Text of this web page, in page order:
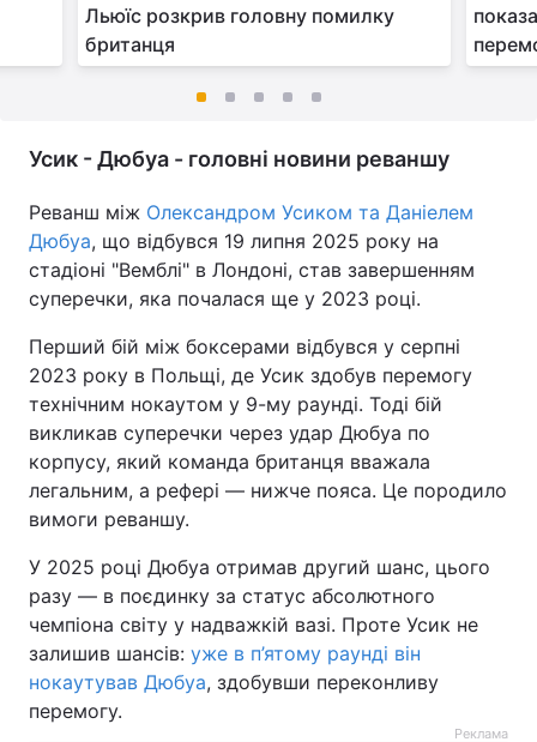
Льюїс розкрив головну помилку
британця
Усик - Дюбуа - головні новини реваншу
Реванш між Олександром Усиком та Даніелем
Дюбуа, що відбувся 19 липня 2025 року на
стадіоні "Вемблі" в Лондоні, став завершенням
суперечки, яка почалася ще у 2023 році.
Перший бій між боксерами відбувся у серпні
2023 року в Польщі, де Усик здобув перемогу
технічним нокаутом у 9-му раунді. Тоді бій
викликав суперечки через удар Дюбуа по
корпусу, який команда британця вважала
легальним, а рефері — нижче пояса. Це породило
вимоги реваншу.
У 2025 році Дюбуа отримав другий шанс, цього
разу — в поєдинку за статус абсолютного
чемпіона світу у надважкій вазі. Проте Усик не
залишив шансів: уже в п’ятому раунді він
нокаутував Дюбуа, здобувши переконливу
перемогу.
Реклама